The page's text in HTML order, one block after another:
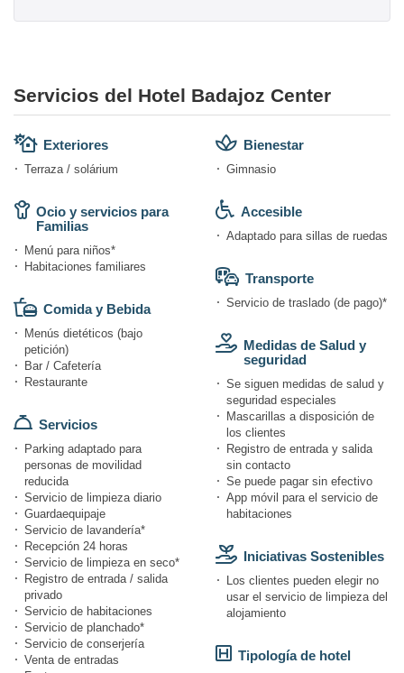
Servicios del Hotel Badajoz Center
Exteriores
Terraza / solárium
Ocio y servicios para
Familias
Menú para niños*
Habitaciones familiares
Comida y Bebida
Menús dietéticos (bajo
petición)
Bar / Cafetería
Restaurante
Servicios
Parking adaptado para
personas de movilidad
reducida
Servicio de limpieza diario
Guardaequipaje
Servicio de lavandería*
Recepción 24 horas
Servicio de limpieza en seco*
Registro de entrada / salida
privado
Servicio de habitaciones
Servicio de planchado*
Servicio de conserjería
Venta de entradas
Bienestar
Gimnasio
Accesible
Adaptado para sillas de ruedas
Transporte
Servicio de traslado (de pago)*
Medidas de Salud y
seguridad
Se siguen medidas de salud y
seguridad especiales
Mascarillas a disposición de
los clientes
Registro de entrada y salida
sin contacto
Se puede pagar sin efectivo
App móvil para el servicio de
habitaciones
Iniciativas Sostenibles
Los clientes pueden elegir no
usar el servicio de limpieza del
alojamiento
Tipología de hotel